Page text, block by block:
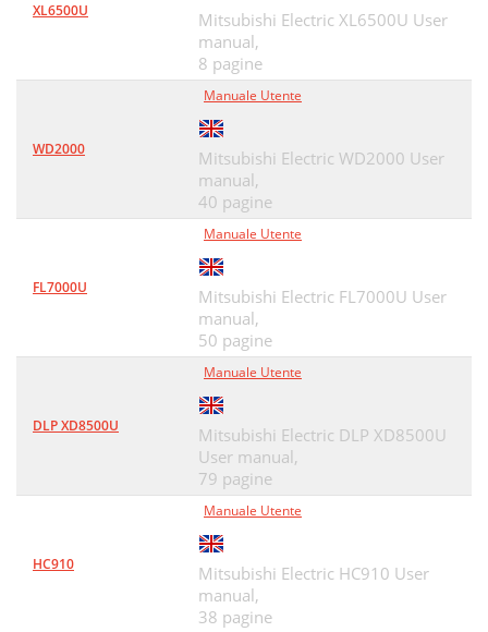
XL6500U
Mitsubishi Electric XL6500U User
manual,
8 pagine
WD2000
Manuale Utente
Mitsubishi Electric WD2000 User
manual,
40 pagine
FL7000U
Manuale Utente
Mitsubishi Electric FL7000U User
manual,
50 pagine
DLP XD8500U
Manuale Utente
Mitsubishi Electric DLP XD8500U
User manual,
79 pagine
HC910
Manuale Utente
Mitsubishi Electric HC910 User
manual,
38 pagine